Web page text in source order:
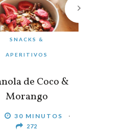
SNACKS &
APERITIVOS
de Coco &
Morango
30 MINUTOS
272